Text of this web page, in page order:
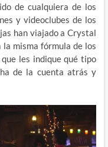
de cualquiera de los
y videoclubes de los
han viajado a Crystal
la misma fórmula de los
les indique qué tipo
de la cuenta atrás y